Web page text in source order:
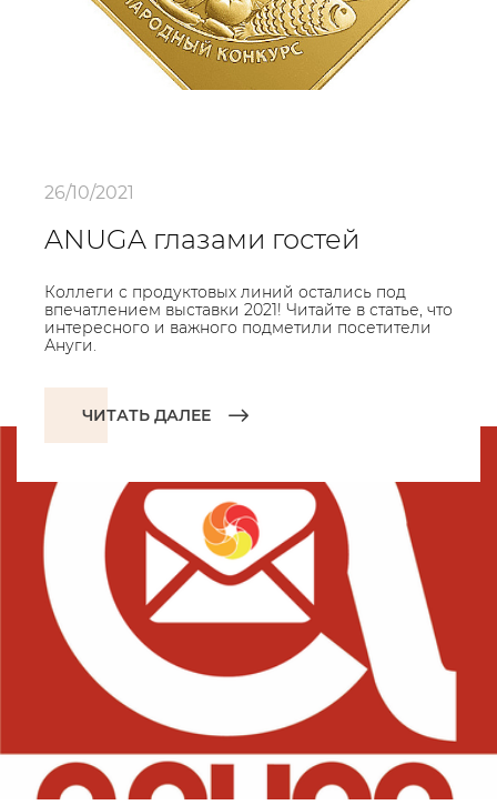
26/10/2021
ANUGA глазами гостей
Коллеги с продуктовых линий остались под
впечатлением выставки 2021! Читайте в статье, что
интересного и важного подметили посетители
Ануги.
ЧИТАТЬ ДАЛЕЕ